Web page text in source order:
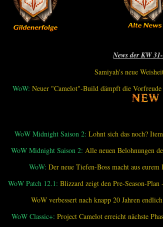
News der KW
Samiyah's neue
WoW: Neuer "Camelot"-Build dämpft die
WoW Midnight Saison 2: Lohnt sich das noch?
WoW Midnight Saison 2: Alle neuen Belohnungen
WoW:Der neue Tiefen-Boss macht aus
WoW Patch 12.1: Blizzard zeigt den Pre-Season-
WoW verbessert nach knapp 20 Jahren
WoW Classic+: Project Camelot erreicht nächste